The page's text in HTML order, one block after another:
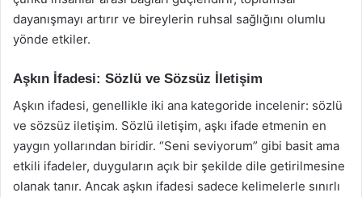
dayanışmayı artırır ve bireylerin ruhsal sağlığını olumlu
yönde etkiler.
Aşkın İfadesi: Sözlü ve Sözsüz İletişim
Aşkın ifadesi, genellikle iki ana kategoride incelenir: sözlü
ve sözsüz iletişim. Sözlü iletişim, aşkı ifade etmenin en
yaygın yollarından biridir. “Seni seviyorum” gibi basit ama
etkili ifadeler, duyguların açık bir şekilde dile getirilmesine
olanak tanır. Ancak aşkın ifadesi sadece kelimelerle sınırlı